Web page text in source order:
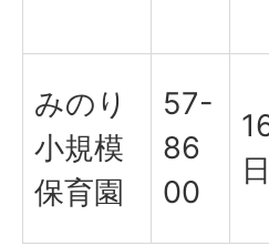
みのり
小規模
保育園
57-
86
00
日